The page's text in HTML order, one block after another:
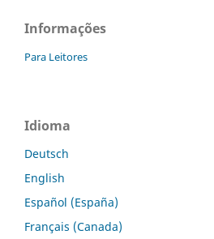
Informações
Para Leitores
Idioma
Deutsch
English
Español (España)
Français (Canada)